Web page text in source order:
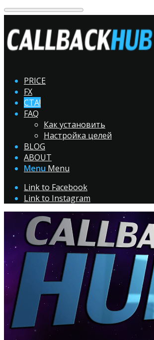
PRICE
FX
CTA!
FAQ
Как установить
Настройка целей
BLOG
ABOUT
Menu Menu
Link to Facebook
Link to Instagram